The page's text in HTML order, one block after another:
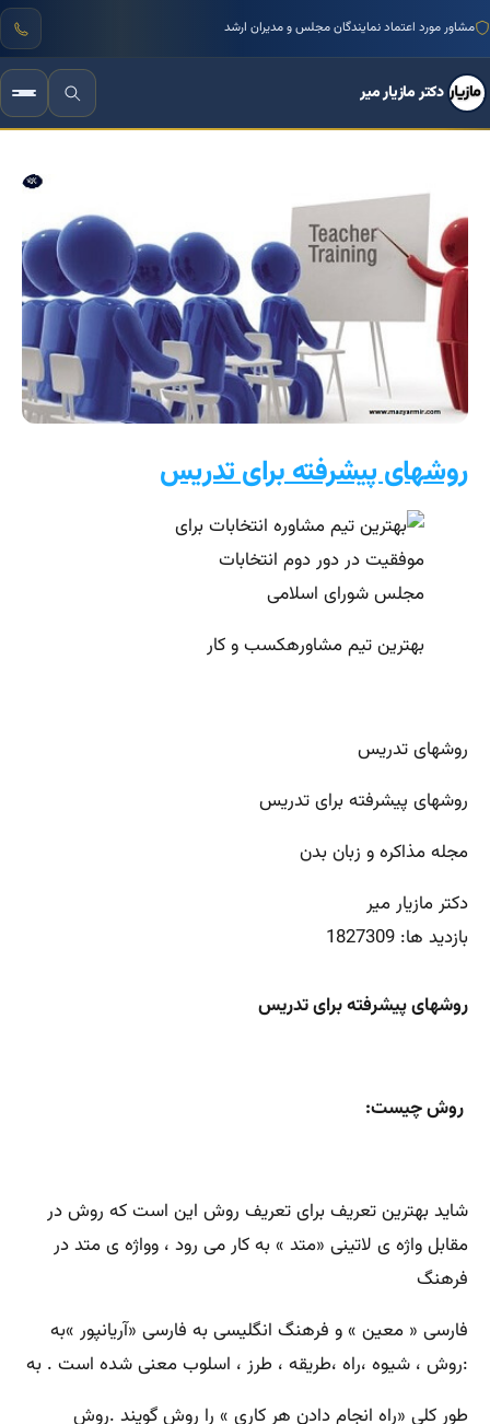
منتور بیش از ۱۰۰۰ کسب‌وکار ایرانی
دکتر مازیار میر
روشهای پیشرفته برای تدریس
بهترین تیم مشاورهکسب و کار
روشهای تدریس
روشهای پیشرفته برای تدریس
مجله مذاکره و زبان بدن
دکتر مازیار میر
بازدید ها: 1827309
روشهای پیشرفته برای تدریس
روش چیست:
شاید بهترین تعریف برای تعریف روش این است که روش در
مقابل واژه ی لاتینی «متد » به کار می رود ، وواژه ی متد در
فرهنگ
فارسی « معین » و فرهنگ انگلیسی به فارسی «آریانپور »به
:روش ، شیوه ،راه ،طریقه ، طرز ، اسلوب معنی شده است . به
طور کلی «راه انجام دادن هر کاری » را روش گویند .روش